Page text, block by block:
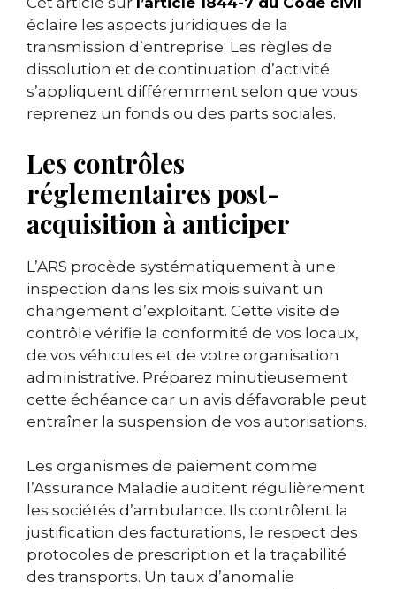
éclaire les aspects juridiques de la
transmission d’entreprise. Les règles de
dissolution et de continuation d’activité
s’appliquent différemment selon que vous
reprenez un fonds ou des parts sociales.
Les contrôles
réglementaires post-
acquisition à anticiper
L’ARS procède systématiquement à une
inspection dans les six mois suivant un
changement d’exploitant. Cette visite de
contrôle vérifie la conformité de vos locaux,
de vos véhicules et de votre organisation
administrative. Préparez minutieusement
cette échéance car un avis défavorable peut
entraîner la suspension de vos autorisations.
Les organismes de paiement comme
l’Assurance Maladie auditent régulièrement
les sociétés d’ambulance. Ils contrôlent la
justification des facturations, le respect des
protocoles de prescription et la traçabilité
des transports. Un taux d’anomalie